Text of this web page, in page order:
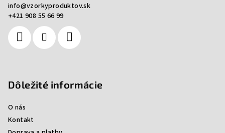
info@vzorkyproduktov.sk
+421 908 55 66 99
Dôležité informácie
O nás
Kontakt